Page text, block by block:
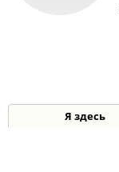
Я здесь